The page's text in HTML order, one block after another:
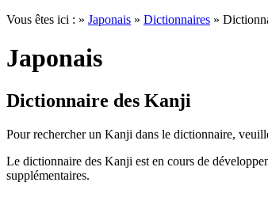
Vous êtes ici : » Japonais » Dictionnaires »
Japonais
Dictionnaire des Kanji
Pour rechercher un Kanji dans le dictionnaire,
Le dictionnaire des Kanji est en cours de
supplémentaires.